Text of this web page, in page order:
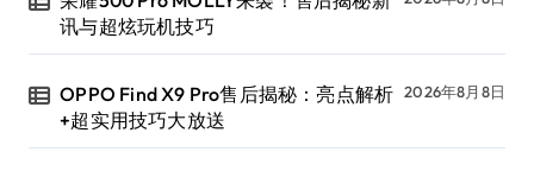
讯与超炫玩机技巧
OPPO Find X9 Pro售后揭秘：亮点解析
+超实用技巧大放送
2026年8月8日